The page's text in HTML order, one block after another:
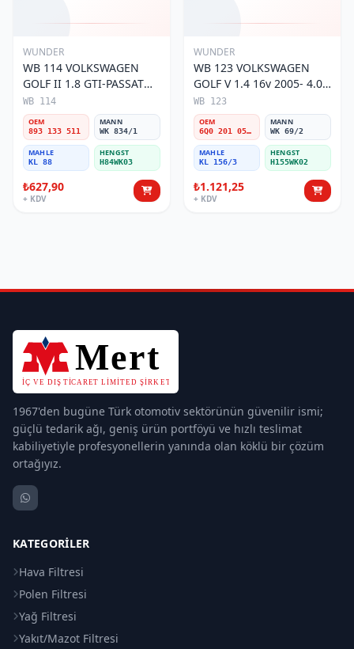
WUNDER
WB 114 VOLKSWAGEN
GOLF II 1.8 GTI-PASSAT
88-97 1.8 893 133 511
Yakıt/Benzin Filtresi
WB 114
OEM
893 133 511
MANN
WK 834/1
MAHLE
KL 88
HENGST
H84WK03
₺627,90
+ KDV
WUNDER
WB 123 VOLKSWAGEN
GOLF V 1.4 16v 2005- 4.0
BAR 6Q0 201 051 A/C
Yakıt/Benzin Filtresi
WB 123
OEM
6Q0 201 051 A/C
MANN
WK 69/2
MAHLE
KL 156/3
HENGST
H155WK02
₺1.121,25
+ KDV
1967'den bugüne Türk otomotiv sektörünün güvenilir ismi;
güçlü tedarik ağı, geniş ürün portföyü ve hızlı teslimat
kabiliyetiyle profesyonellerin yanında olan köklü bir çözüm
ortağıyız.
KATEGORILER
Hava Filtresi
Polen Filtresi
Yağ Filtresi
Yakıt/Mazot Filtresi